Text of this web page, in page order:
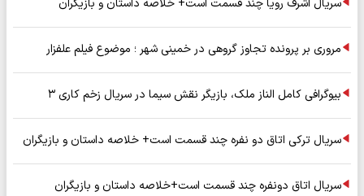
سریال اشرف رویا چند قسمت است+ خلاصه داستان و بازیگران
مروری بر پرونده تجاوز گروهی در خمینی شهر ؛ موضوع فیلم علفزار
بیوگرافی کامل الناز ملک، بازیگر نقش سیما در سریال زخم کاری ۳
سریال ترکی اتاق دو نفره چند قسمت است+ خلاصه داستان و بازیگران
سریال اتاق دونفره چند قسمت است+خلاصه داستان و بازیگران